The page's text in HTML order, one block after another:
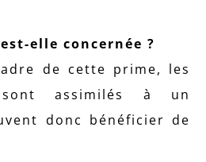
elle concernée ?
de cette prime, les
sont assimilés à un
donc bénéficier de